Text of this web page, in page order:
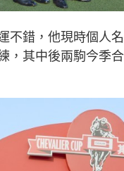
不錯，他現時個人
，其中後兩駒今季